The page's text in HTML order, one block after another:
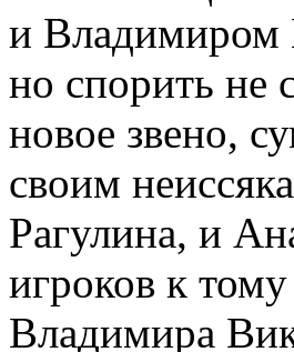
и Владимиром
но спорить не
новое звено,
своим
Рагулина, и
игроков к
Владимира